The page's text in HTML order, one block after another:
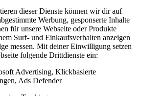
dieser Dienste können wir dir auf
Werbung, gesponserte Inhalte
für unsere Webseite oder Produkte
Surf- und Einkaufsverhalten anzeigen
messen. Mit deiner Einwilligung setzen
folgende Drittdienste ein:
Advertising, Klickbasierte
Ads Defender